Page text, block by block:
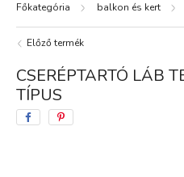
balkon és kert
Előző termék
CSERÉPTARTÓ LÁB
TÍPUS